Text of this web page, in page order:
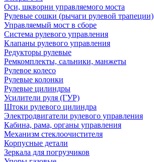
Оси, шкворни управляемого моста
Рулевые сошки (рычаги рулевой трапеции)
Управляемый мост в сборе
Система рулевого управления
Клапаны рулевого управления
Редукторы рулевые
Ремкомплекты, сальники, манжеты
Рулевое колесо
Рулевые колонки
Рулевые цилиндры
Усилители руля (ГУР)
Штоки рулевого цилиндра
Электродвигатели рулевого управления
Кабина, рама, органы управления
Механизм стеклоочистителя
Корпусные детали
Зеркала для погрузчиков